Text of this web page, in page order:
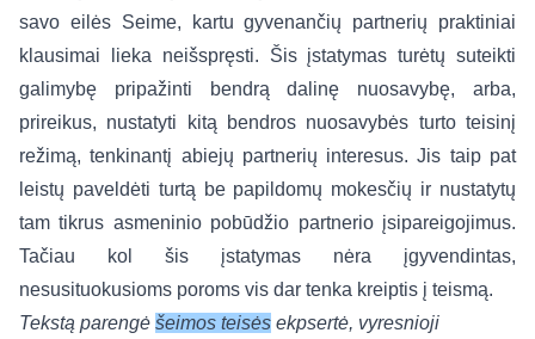
savo eilės Seime, kartu gyvenančių partnerių praktiniai
klausimai lieka neišspręsti. Šis įstatymas turėtų suteikti
galimybę pripažinti bendrą dalinę nuosavybę, arba,
prireikus, nustatyti kitą bendros nuosavybės turto teisinį
režimą, tenkinantį abiejų partnerių interesus. Jis taip pat
leistų paveldėti turtą be papildomų mokesčių ir nustatytų
tam tikrus asmeninio pobūdžio partnerio įsipareigojimus.
Tačiau kol šis įstatymas nėra įgyvendintas,
nesusituokusioms poroms vis dar tenka kreiptis į teismą.
Tekstą parengė šeimos teisės ekpsertė, vyresnioji